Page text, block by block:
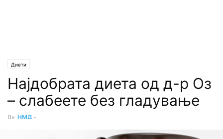
Диети
Најдобрата диета од д-р Оз
– слабеете без гладување
By НМД -